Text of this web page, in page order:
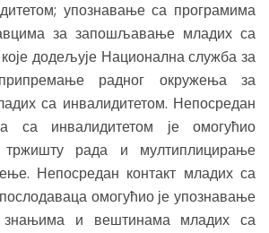
упознавање са програмима
за запошљавање младих са
додељује Национална служба за
радног окружења за
са инвалидитетом. Непосредан
са инвалидитетом је омогућио
рада и мултиплицирање
Непосредан контакт младих са
омогућио је упознавање
знањима и вештинама младих са